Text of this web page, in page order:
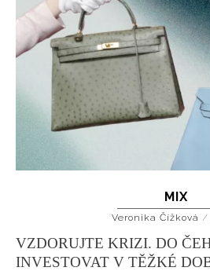
MIX
Veronika Čížková /
VZDORUJTE KRIZI. DO
INVESTOVAT V TĚŽKÉ